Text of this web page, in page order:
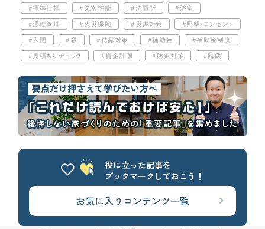
標準仕様 気密性能 洗面所 浴室
湿度管理 火災保険 災害対策 照明・コンセント
玄関 窓 結露対策 補助金 補助金制度
見積もりチェック 資金計画 防犯対策 階段
役に立った記事を
ブックマークしておこう！
お気に入りコンテンツ一覧